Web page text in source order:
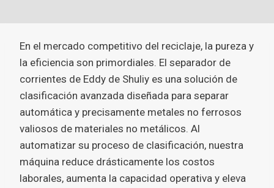
En el mercado competitivo del reciclaje, la pureza y
la eficiencia son primordiales. El separador de
corrientes de Eddy de Shuliy es una solución de
clasificación avanzada diseñada para separar
automática y precisamente metales no ferrosos
valiosos de materiales no metálicos. Al
automatizar su proceso de clasificación, nuestra
máquina reduce drásticamente los costos
laborales, aumenta la capacidad operativa y eleva